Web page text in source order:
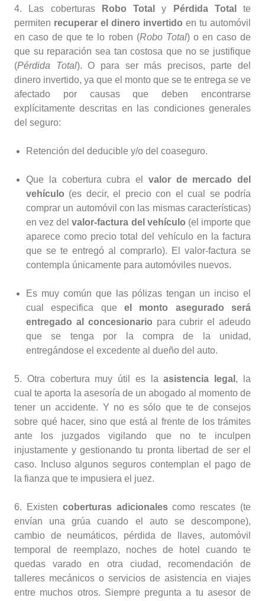
4. Las coberturas Robo Total y Pérdida Total te
permiten recuperar el dinero invertido en tu automóvil
en caso de que te lo roben (Robo Total) o en caso de
que su reparación sea tan costosa que no se justifique
(Pérdida Total). O para ser más precisos, parte del
dinero invertido, ya que el monto que se te entrega se ve
afectado por causas que deben encontrarse
explícitamente descritas en las condiciones generales
del seguro:
Retención del deducible y/o del coaseguro.
Que la cobertura cubra el valor de mercado del
vehículo (es decir, el precio con el cual se podría
comprar un automóvil con las mismas características)
en vez delvalor-factura del vehículo (el importe que
aparece como precio total del vehículo en la factura
que se te entregó al comprarlo). El valor-factura se
contempla únicamente para automóviles nuevos.
Es muy común que las pólizas tengan un inciso el
cual especifica que el monto asegurado será
entregado al concesionario para cubrir el adeudo
que se tenga por la compra de la unidad,
entregándose el excedente al dueño del auto.
5. Otra cobertura muy útil es laasistencia legal , la
cual te aporta la asesoría de un abogado al momento de
tener un accidente. Y no es sólo que te de consejos
sobre qué hacer, sino que está al frente de los trámites
ante los juzgados vigilando que no te inculpen
injustamente y gestionando tu pronta libertad de ser el
caso. Incluso algunos seguros contemplan el pago de
la fianza que te impusiera el juez.
6. Existen coberturas adicionalescomo rescates (te
envían una grúa cuando el auto se descompone),
cambio de neumáticos, pérdida de llaves, automóvil
temporal de reemplazo, noches de hotel cuando te
quedas varado en otra ciudad, recomendación de
talleres mecánicos o servicios de asistencia en viajes
entre muchos otros. Siempre pregunta a tu asesor de